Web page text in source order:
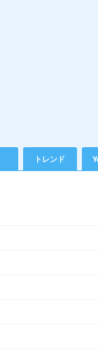
トレンド